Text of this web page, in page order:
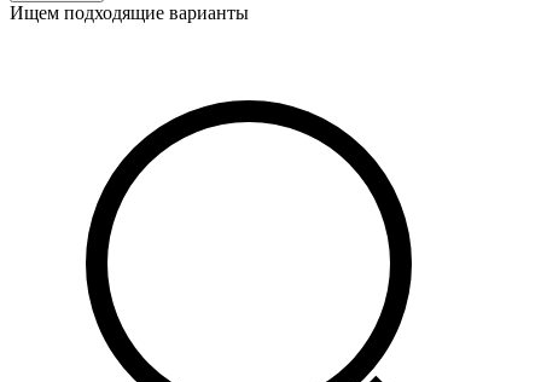
Ищем подходящие варианты